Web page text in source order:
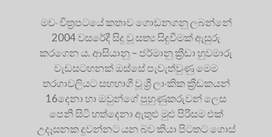
මචං චිත්‍රපටයේ කතාව ගොඩනගනු ලබන්නේ
2004 වසරේදී සිදු වූ සත්‍ය සිදුවීමක් ඇසුරු
කරගෙන ය. ආසියානු – ජර්මානු ක්‍රීඩා හුවමාරු
වැඩසටහනක් ඔස්සේ පැවැත්වුණු මෙම
තරගාවලියට සහභාගී වූ ශ්‍රී ලාංකික ක්‍රීඩකයන්
16දෙනා හා ඔවුන්ගේ පුහුණුකරුවන් ලෙස
පෙනී සිටි හත්දෙනා ඇතුළු මුළු පිරිසම එක්
උදෑසනක දුවන්නට යන බව කියා පිටතට ගොස්